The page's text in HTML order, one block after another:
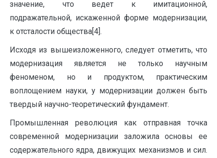
значение, что ведет к имитационной,
подражательной, искаженной форме модернизации,
к отсталости общества[4].
Исходя из вышеизложенного, следует отметить, что
модернизация является не только научным
феноменом, но и продуктом, практическим
воплощением науки, у модернизации должен быть
твердый научно-теоретический фундамент.
Промышленная революция как отправная точка
современной модернизации заложила основы ее
содержательного ядра, движущих механизмов и сил.